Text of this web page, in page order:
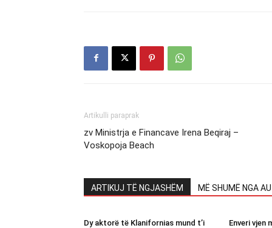
Artikulli paraprak
zv Ministrja e Financave Irena Beqiraj –
Voskopoja Beach
ARTIKUJ TË NGJASHËM MË SHUMË NGA
Dy aktorë të Klanifornias mund t’i
Enveri vjen